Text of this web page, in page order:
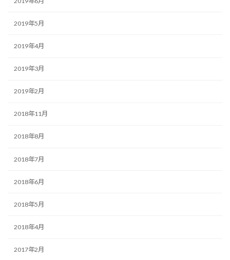
2019年5月
2019年4月
2019年3月
2019年2月
2018年11月
2018年8月
2018年7月
2018年6月
2018年5月
2018年4月
2017年2月